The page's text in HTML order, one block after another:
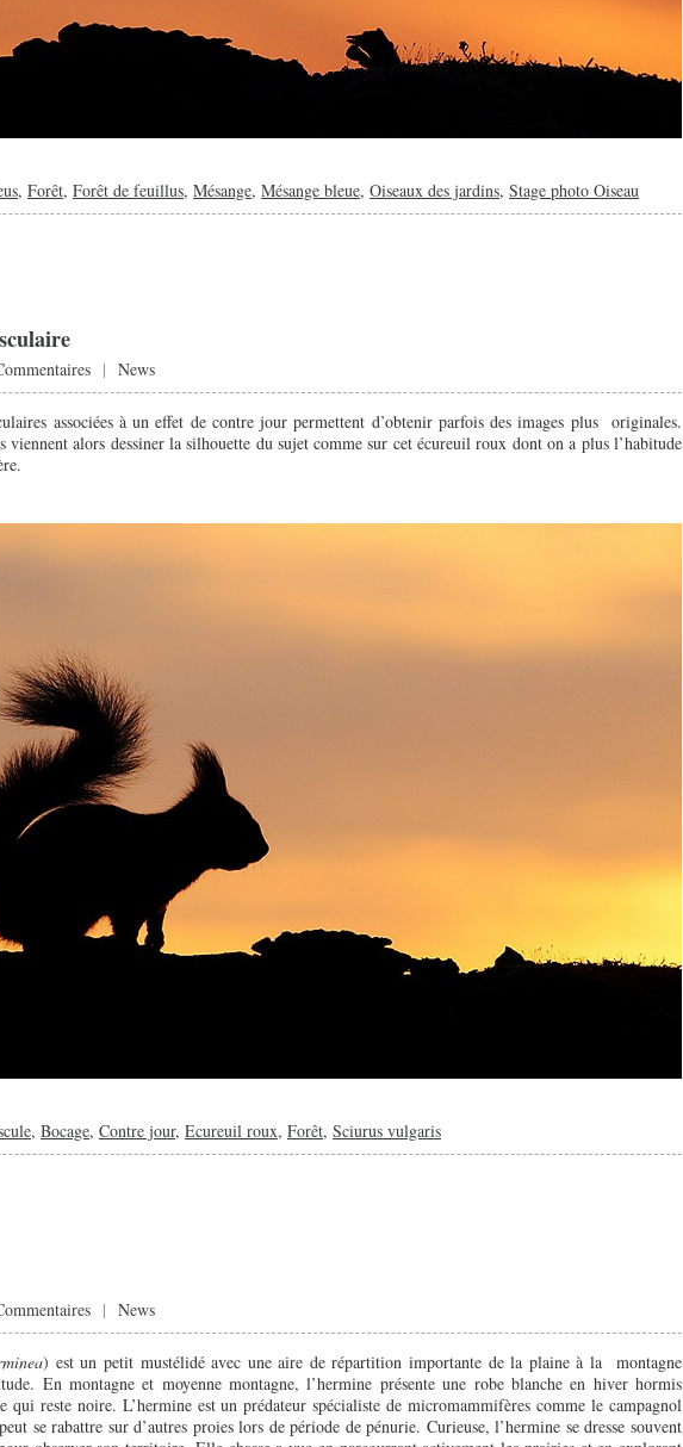
, Forêt, Forêt de feuillus, Mésange, Mésange bleue, Oiseaux des jardins, Stage photo Oiseau
| News
associées à un effet de contre jour permettent d’obtenir parfois des images plus originales.
viennent alors dessiner la silhouette du sujet comme sur cet écureuil roux dont on a plus l’habitude
, Bocage, Contre jour, Ecureuil roux, Forêt, Sciurus vulgaris
| News
) est un petit mustélidé avec une aire de répartition importante de la plaine à la montagne
En montagne et moyenne montagne, l’hermine présente une robe blanche en hiver hormis
qui reste noire. L’hermine est un prédateur spécialiste de micromammifères comme le campagnol
se rabattre sur d’autres proies lors de période de pénurie. Curieuse, l’hermine se dresse souvent